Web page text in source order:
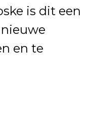
is dit een
en te